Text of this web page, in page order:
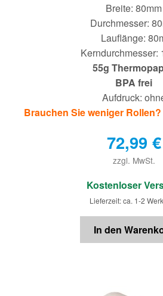
Breite: 80mm
Durchmesser:
Lauflänge:
Kerndurchmesser:
55g
BPA frei
Aufdruck:
Brauchen Sie weniger Rollen?
72,99 €
zzgl. MwSt.
€
Kostenloser
Lieferzeit: ca. 1-2
In den